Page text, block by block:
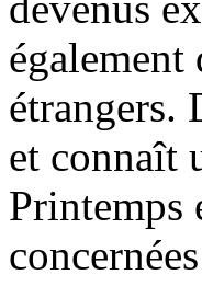
également
étrangers.
et connaît
Printemps